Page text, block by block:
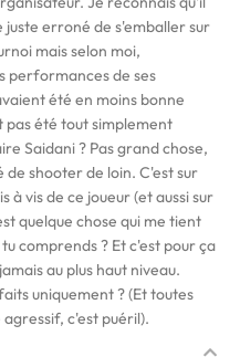
juste erroné de s'emballer sur
mais selon moi,
performances de ses
été en moins bonne
pas été tout simplement
Saidani ? Pas grand chose,
de shooter de loin. C'est sur
à vis de ce joueur (et aussi sur
quelque chose qui me tient
comprends ? Et c'est pour ça
au plus haut niveau.
uniquement ? (Et toutes
c'est puéril).